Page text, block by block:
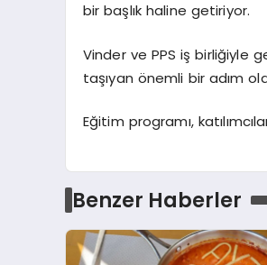
bir başlık haline getiriyor.
Vinder ve PPS iş birliğiyle
taşıyan önemli bir adım
Eğitim programı,
Benzer Haberler